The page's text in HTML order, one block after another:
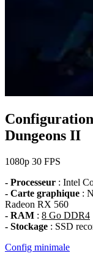
Dungeons II
1080p 30 FPS
- Processeur : Intel
- Carte graphique :
Radeon RX 560
- RAM : 8 Go DDR4
- Stockage : SSD
Config minimale